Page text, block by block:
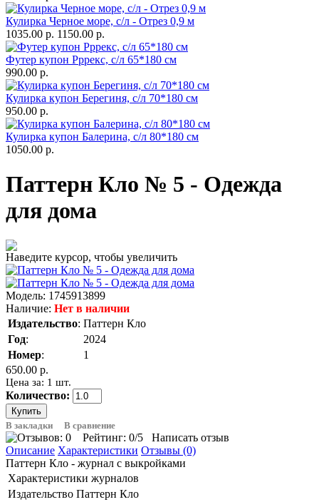
Кулирка Черное море, с/л - Отрез 0,9 м
1035.00 р. 1150.00 р.
Футер купон Рррекс, с/л 65*180 см
990.00 р.
Кулирка купон Берегиня, с/л 70*180 см
950.00 р.
Кулирка купон Балерина, с/л 80*180 см
1050.00 р.
Паттерн Кло № 5 - Одежда
для дома
Наведите курсор, чтобы увеличить
Модель: 1745913899
Наличие: Нет в наличии
Издательство: Паттерн Кло
Год:
2024
Номер:
1
650.00 р.
Цена за: 1 шт.
Количество:
В закладки В сравнение
Рейтинг: 0/5
Написать отзыв
Описание Характеристики Отзывы (0)
Паттерн Кло - журнал с выкройками
Характеристики журналов
Издательство Паттерн Кло